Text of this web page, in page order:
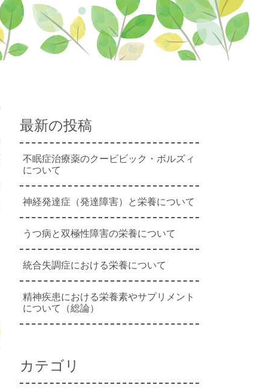
最新の投稿
不眠症治療薬のクービビック・ボルズィ
について
神経発達症（発達障害）と栄養について
うつ病と双極性障害の栄養について
統合失調症における栄養について
精神疾患における栄養素やサプリメント
について（総論）
カテゴリ